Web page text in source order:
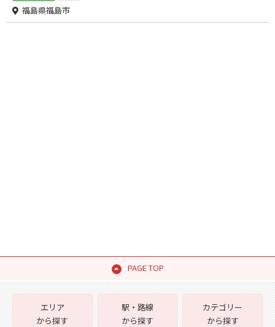
福島県福島市
PAGE TOP
エリア
から探す
駅・路線
から探す
カテゴリー
から探す